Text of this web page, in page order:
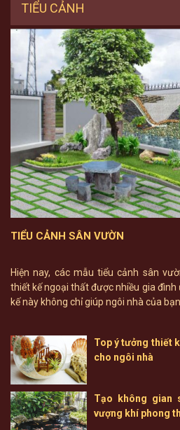
TIỂU CẢNH
TIỂU CẢNH SÂN VƯỜN
Hiện nay, các mẫu tiểu cảnh sân
thiết kế ngoại thất được nhiều gia
kế này không chỉ giúp ngôi nhà của
Top ý tưởng thiết
cho ngôi nhà
Tạo không gian
vượng khí phong